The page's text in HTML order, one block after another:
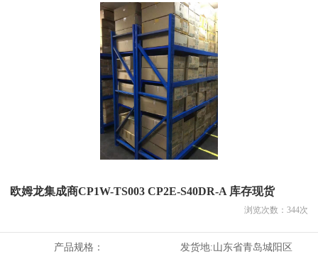
欧姆龙集成商CP1W-TS003 CP2E-S40DR-A 库存现货
浏览次数： 344次
产品规格： 发货地:山东省青岛城阳区